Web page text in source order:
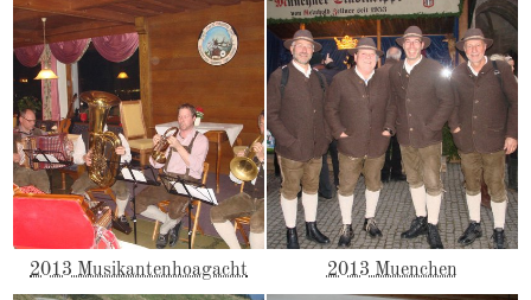
2013 Musikantenhoagacht 2013 Muenchen